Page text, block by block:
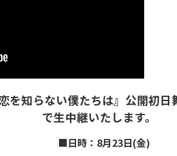
を知らない僕たちは』公開初
で生中継いたします。
■日時：8月23日(金)